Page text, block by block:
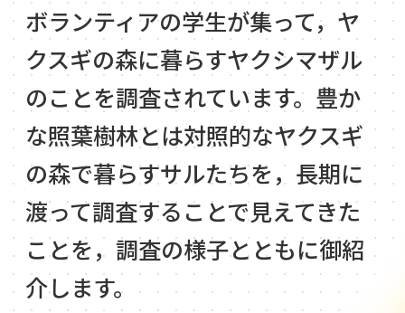
ボランティアの学生が集って，ヤ
クスギの森に暮らすヤクシマザル
のことを調査されています。豊か
な照葉樹林とは対照的なヤクスギ
の森で暮らすサルたちを，長期に
渡って調査することで見えてきた
ことを，調査の様子とともに御紹
介します。